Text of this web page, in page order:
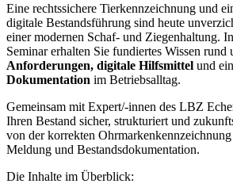
Eine rechtssichere Tierkennzeichnung und
digitale Bestandsführung sind heute
einer modernen Schaf- und Ziegenhaltung.
Seminar erhalten Sie fundiertes Wissen rund
Anforderungen, digitale Hilfsmittel und
Dokumentation im Betriebsalltag.
Gemeinsam mit Expert/-innen des LBZ
Ihren Bestand sicher, strukturiert und
von der korrekten
Meldung und Bestandsdokumentation.
Die Inhalte im Überblick: